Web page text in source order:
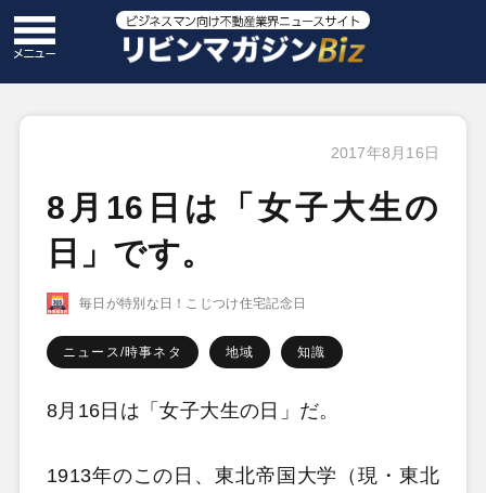
2017年8月16日
8月16日は「女子大生の
日」です。
毎日が特別な日！こじつけ住宅記念日
ニュース/時事ネタ 地域 知識
8月16日は「女子大生の日」だ。
1913年のこの日、東北帝国大学（現・東北